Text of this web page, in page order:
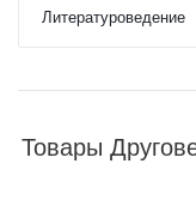
Литературоведение
Товары